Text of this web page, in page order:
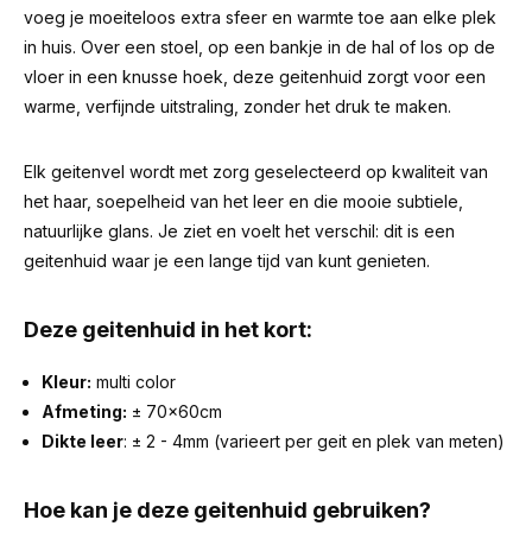
voeg je moeiteloos extra sfeer en warmte toe aan elke plek
in huis. Over een stoel, op een bankje in de hal of los op de
vloer in een knusse hoek, deze geitenhuid zorgt voor een
warme, verfijnde uitstraling, zonder het druk te maken.
Elk geitenvel wordt met zorg geselecteerd op kwaliteit van
het haar, soepelheid van het leer en die mooie subtiele,
natuurlijke glans. Je ziet en voelt het verschil: dit is een
geitenhuid waar je een lange tijd van kunt genieten.
Deze geitenhuid in het kort:
Kleur: multi color
Afmeting: ± 70x60cm
Dikte leer: ± 2 - 4mm (varieert per geit en plek van meten)
Hoe kan je deze geitenhuid gebruiken?